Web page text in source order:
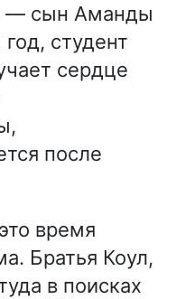
— сын Аманды
студент
сердце
после
время
Братья Коул,
в поисках